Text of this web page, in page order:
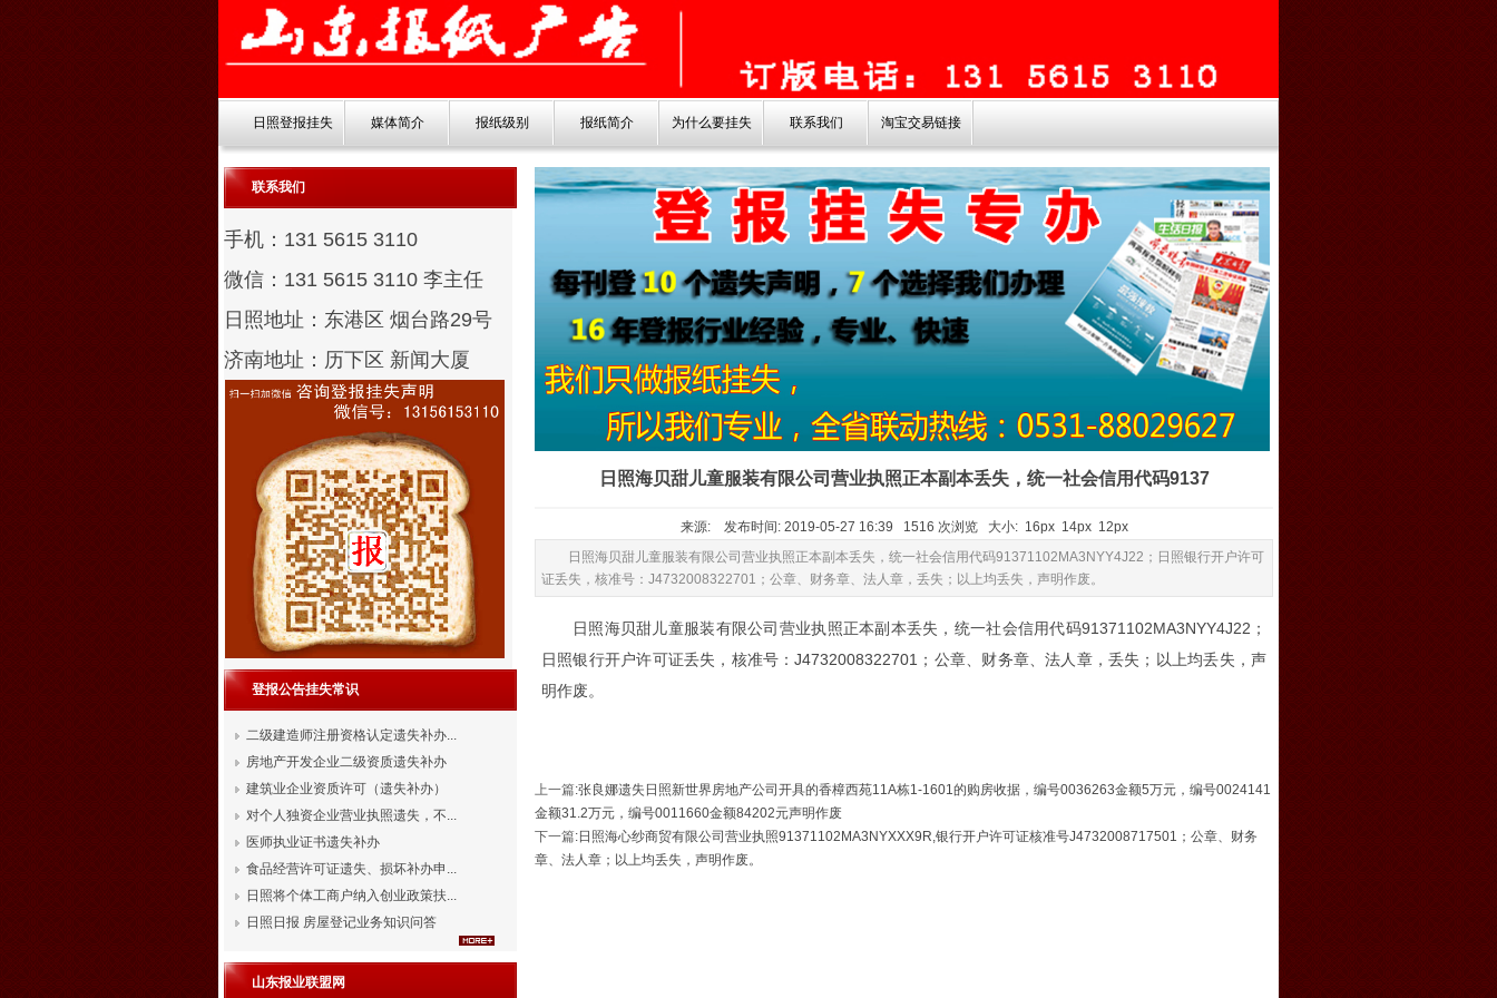
日照登报挂失 媒体简介 报纸级别 报纸简介 为什么要挂失 联系我们 淘宝交易链接
联系我们
手机：131 5615 3110
微信：131 5615 3110 李主任
日照地址：东港区 烟台路29号
济南地址：历下区 新闻大厦
登报公告挂失常识
二级建造师注册资格认定遗失补办...
房地产开发企业二级资质遗失补办
建筑业企业资质许可（遗失补办）
对个人独资企业营业执照遗失，不...
医师执业证书遗失补办
食品经营许可证遗失、损坏补办申...
日照将个体工商户纳入创业政策扶...
日照日报 房屋登记业务知识问答
山东报业联盟网
日照海贝甜儿童服装有限公司营业执照正本副本丢失，统一社会信用代码9137
来源: 发布时间: 2019-05-27 16:39 1516 次浏览 大小: 16px 14px 12px
日照海贝甜儿童服装有限公司营业执照正本副本丢失，统一社会信用代码91371102MA3NYY4J22；日照银行开户许可
证丢失，核准号：J4732008322701；公章、财务章、法人章，丢失；以上均丢失，声明作废。
日照海贝甜儿童服装有限公司营业执照正本副本丢失，统一社会信用代码91371102MA3NYY4J22；
日照银行开户许可证丢失，核准号：J4732008322701；公章、财务章、法人章，丢失；以上均丢失，声
明作废。
上一篇:张良娜遗失日照新世界房地产公司开具的香樟西苑11A栋1-1601的购房收据，编号0036263金额5万元，编号0024141
金额31.2万元，编号0011660金额84202元声明作废
下一篇:日照海心纱商贸有限公司营业执照91371102MA3NYXXX9R,银行开户许可证核准号J4732008717501；公章、财务
章、法人章；以上均丢失，声明作废。